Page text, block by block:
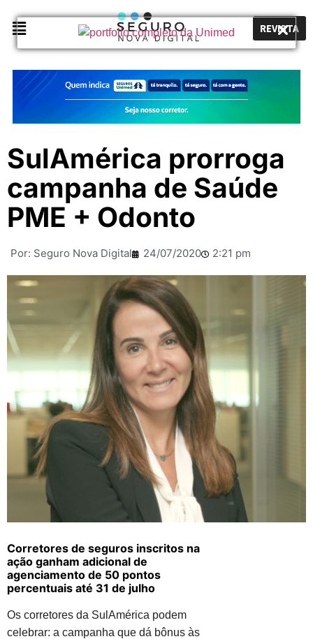
REVISTA
SulAmérica prorroga
campanha de Saúde
PME + Odonto
Por: Seguro Nova Digital 24/07/2020 2:21 pm
Corretores de seguros inscritos na
ação ganham adicional de
agenciamento de 50 pontos
percentuais até 31 de julho
Os corretores da SulAmérica podem
celebrar: a campanha que dá bônus às